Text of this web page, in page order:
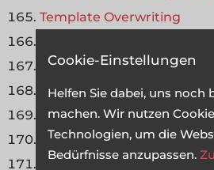
Template Overwriting
Seiten-Templates
Mehrsprachigkeit
Icon – Klasse
Menü Templates Teil 1
Menü Templates Teil 2
Cookie-Einstellungen
Helfen Sie dabei, uns noch
machen. Wir nutzen
Technologien, um die
Bedürfnisse anzupassen.